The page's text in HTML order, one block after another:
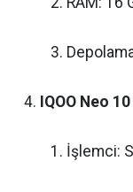
IQOO Neo
İşlemci: